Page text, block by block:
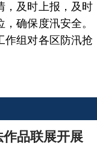
，及时上报，及时
确保度汛安全。
作组对各区防汛抢
品联展开展